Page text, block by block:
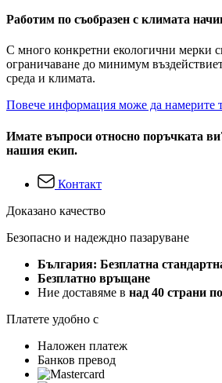
Работим по съобразен с климата
С много конкретни екологични мерки
ограничаване до минимум
среда и климата.
Повече информация може да намерите
Имате въпроси относно поръчката
нашия екип.
Контакт
Доказано качество
Безопасно и надеждно пазаруване
България: Безплатна
Безплатно връщане
Ние доставяме в над 40 страни
Платете удобно с
Наложен платеж
Банков превод